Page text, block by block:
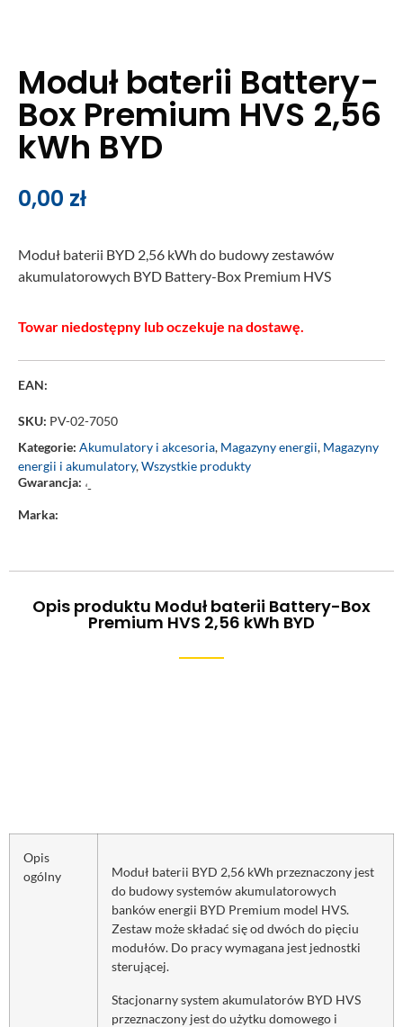
Moduł baterii Battery-
Box Premium HVS 2,56
kWh BYD
0,00 zł
Moduł baterii BYD 2,56 kWh do budowy zestawów
akumulatorowych BYD Battery-Box Premium HVS
Towar niedostępny lub oczekuje na dostawę.
EAN:
SKU: PV-02-7050
Kategorie: Akumulatory i akcesoria, Magazyny energii, Magazyny
energii i akumulatory,Wszystkie produkty
Gwarancja: ‘-
Marka:
Opis produktu Moduł baterii Battery-Box
Premium HVS 2,56 kWh BYD
Opis
ogólny
Moduł baterii BYD 2,56 kWh przeznaczony jest
do budowy systemów akumulatorowych
banków energii BYD Premium model HVS.
Zestaw może składać się od dwóch do pięciu
modułów. Do pracy wymagana jest jednostki
sterującej.
Stacjonarny system akumulatorów BYD HVS
przeznaczony jest do użytku domowego i